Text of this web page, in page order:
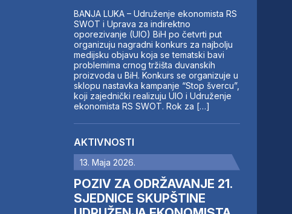
BANJA LUKA – Udruženje ekonomista RS
SWOT i Uprava za indirektno
oporezivanje (UIO) BiH po četvrti put
organizuju nagradni konkurs za najbolju
medijsku objavu koja se tematski bavi
problemima crnog tržišta duvanskih
proizvoda u BiH. Konkurs se organizuje u
sklopu nastavka kampanje “Stop švercu”,
koji zajednički realizuju UIO i Udruženje
ekonomista RS SWOT. Rok za […]
AKTIVNOSTI
13. Maja 2026.
POZIV ZA ODRŽAVANJE 21.
SJEDNICE SKUPŠTINE